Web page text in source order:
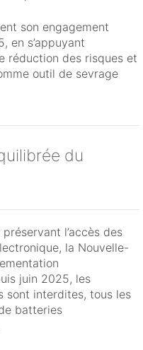
son engagement
en s’appuyant
réduction des risques et
outil de sevrage
du
l’accès des
la Nouvelle-
juin 2025, les
sont interdites, tous les
batteries